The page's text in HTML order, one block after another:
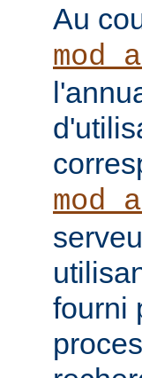
Au
fourni